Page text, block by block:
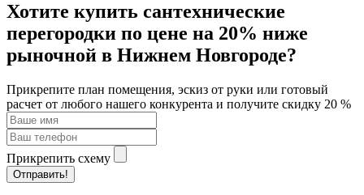
Хотите купить сантехнические
перегородки по цене на 20% ниже
рыночной в Нижнем Новгороде?
Прикрепите план помещения, эскиз от руки или готовый
расчет от любого нашего конкурента и получите скидку 20 %
Прикрепить схему
Отправить!